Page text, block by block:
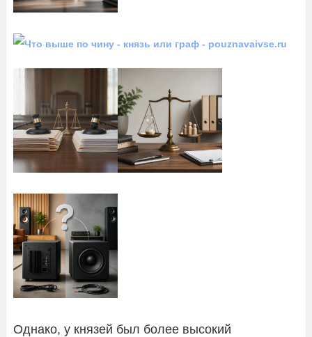
Однако, у князей был более высокий